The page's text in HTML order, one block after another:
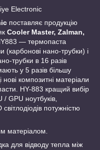
Electronic
поставляє продукцію
Cooler Master, Zalman,
— термопаста
(карбонові нано-трубки) і
трубки в 16 разів
у 5 разів більшу
нові композитні матеріали
HY-883 кращий вибір
GPU ноутбуків,
потужністю
матеріалом.
для відводу тепла між